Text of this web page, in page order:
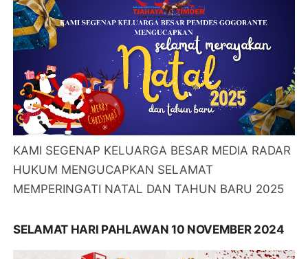
KAMI SEGENAP KELUARGA BESAR MEDIA RADAR
HUKUM MENGUCAPKAN SELAMAT
MEMPERINGATI NATAL DAN TAHUN BARU 2025
SELAMAT HARI PAHLAWAN 10 NOVEMBER 2024